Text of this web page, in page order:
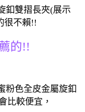
釦雙摺長夾(展示
很不賴!!
的!!
粉色全皮金屬旋釦
比較便宜，